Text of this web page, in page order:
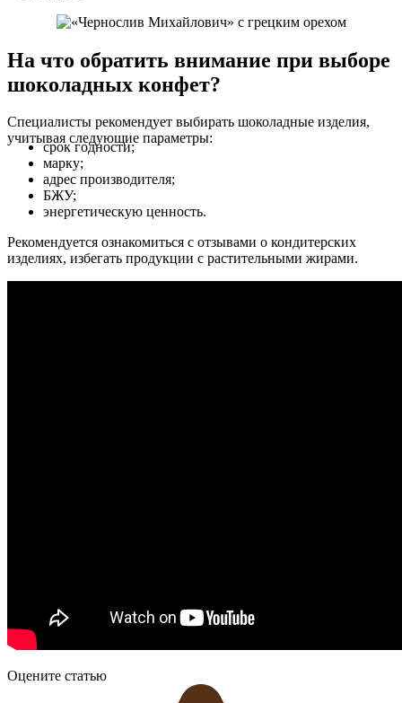
На что обратить внимание при выборе
шоколадных конфет?
Специалисты рекомендует выбирать шоколадные изделия,
учитывая следующие параметры:
срок годности;
марку;
адрес производителя;
БЖУ;
энергетическую ценность.
Рекомендуется ознакомиться с отзывами о кондитерских
изделиях, избегать продукции с растительными жирами.
Оцените статью